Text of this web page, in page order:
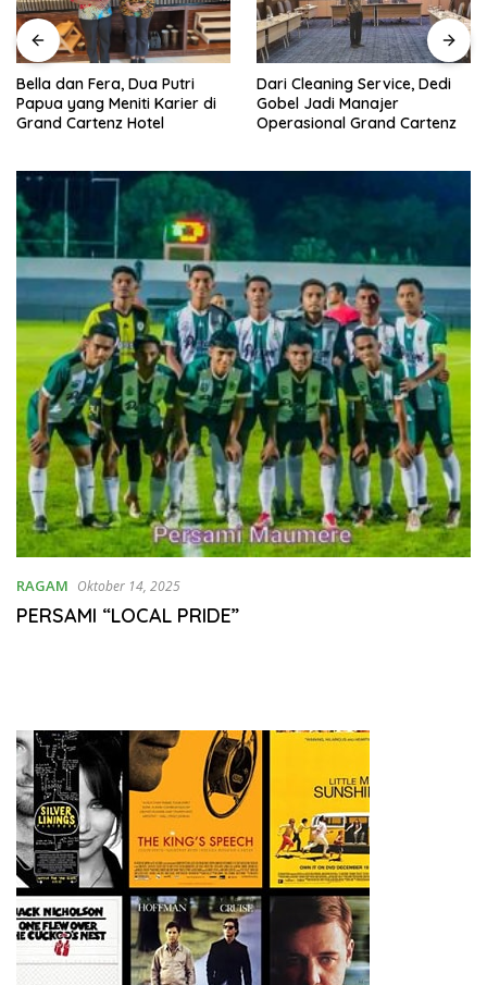
Bella dan Fera, Dua Putri
Papua yang Meniti Karier di
Grand Cartenz Hotel
Dari Cleaning Service, Dedi
Gobel Jadi Manajer
Operasional Grand Cartenz
RAGAM Oktober 14, 2025
PERSAMI “LOCAL PRIDE”